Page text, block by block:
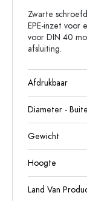
Zwarte
EPE-inzet voor
voor DIN 40
afsluiting.
Afdrukbaar
Diameter -
Gewicht
Hoogte
Land Van